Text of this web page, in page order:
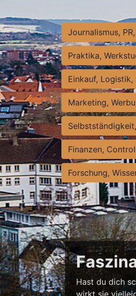
Journalismus,
Praktika,
Einkauf,
Marketing,
Finanzen,
Forschung,
Hast du dich